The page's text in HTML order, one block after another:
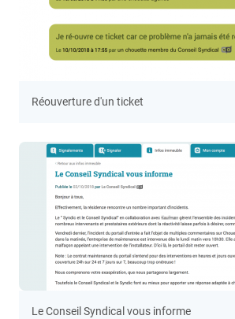
Réouverture d'un ticket
Le Conseil Syndical vous informe